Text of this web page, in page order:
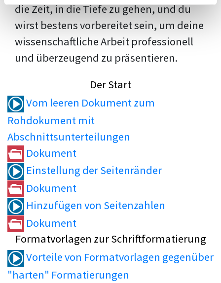
die Zeit, in die Tiefe zu gehen, und du
wirst bestens vorbereitet sein, um deine
wissenschaftliche Arbeit professionell
und überzeugend zu präsentieren.
Der Start
Vom leeren Dokument zum
Rohdokument mit
Abschnittsunterteilungen
Dokument
Einstellung der Seitenränder
Dokument
Hinzufügen von Seitenzahlen
Dokument
Formatvorlagen zur Schriftformatierung
Vorteile von Formatvorlagen gegenüber
"harten" Formatierungen